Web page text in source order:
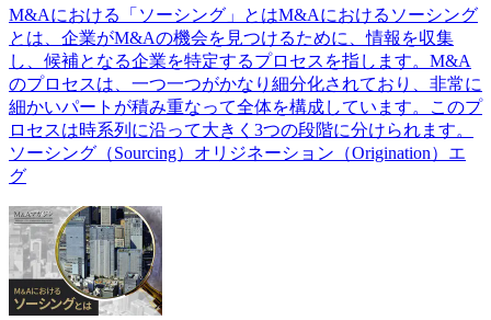
M&Aにおける「ソーシング」とはM&Aにおけるソーシング
とは、企業がM&Aの機会を見つけるために、情報を収集
し、候補となる企業を特定するプロセスを指します。M&A
のプロセスは、一つ一つがかなり細分化されており、非常に
細かいパートが積み重なって全体を構成しています。このプ
ロセスは時系列に沿って大きく3つの段階に分けられます。
ソーシング（Sourcing）オリジネーション（Origination）エ
グ